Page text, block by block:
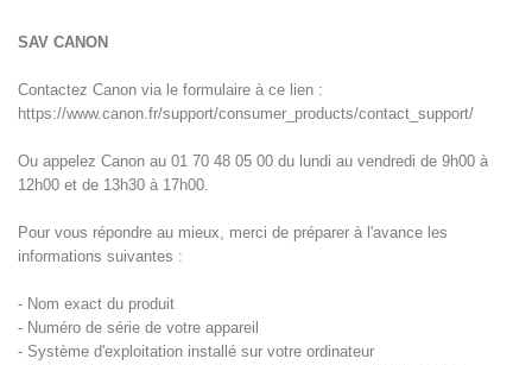
SAV CANON
Contactez Canon via le formulaire à ce lien :
https://www.canon.fr/support/consumer_products/contact_support/
Ou appelez Canon au 01 70 48 05 00 du lundi au vendredi de 9h00 à
12h00 et de 13h30 à 17h00.
Pour vous répondre au mieux, merci de préparer à l'avance les
informations suivantes :
- Nom exact du produit
- Numéro de série de votre appareil
- Système d'exploitation installé sur votre ordinateur